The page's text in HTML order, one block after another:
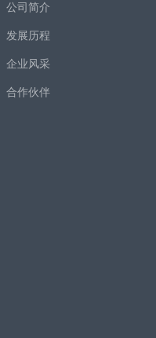
公司简介
发展历程
企业风采
合作伙伴